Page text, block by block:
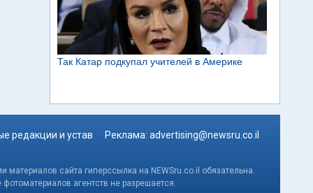
редакции и устав Реклама: advertising@newsru.co.il
сайта гиперссылка на NEWSru.co.il обязательна.
агентств не разрешается.